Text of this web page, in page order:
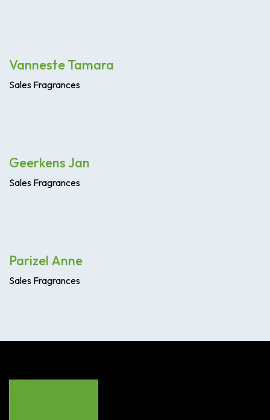
Vanneste Tamara
Sales Fragrances
Geerkens Jan
Sales Fragrances
Parizel Anne
Sales Fragrances